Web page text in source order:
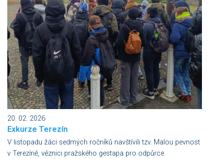
20. 02. 2026
Exkurze Terezín
V listopadu žáci sedmých ročníků navštívili tzv. Malou pevnost
v Terezíně, věznici pražského gestapa pro odpůrce